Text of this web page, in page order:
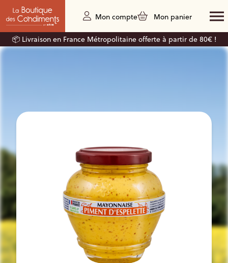
Mon compte Mon panier
📦 Livraison en France Métropolitaine offerte à partir de 80€ !